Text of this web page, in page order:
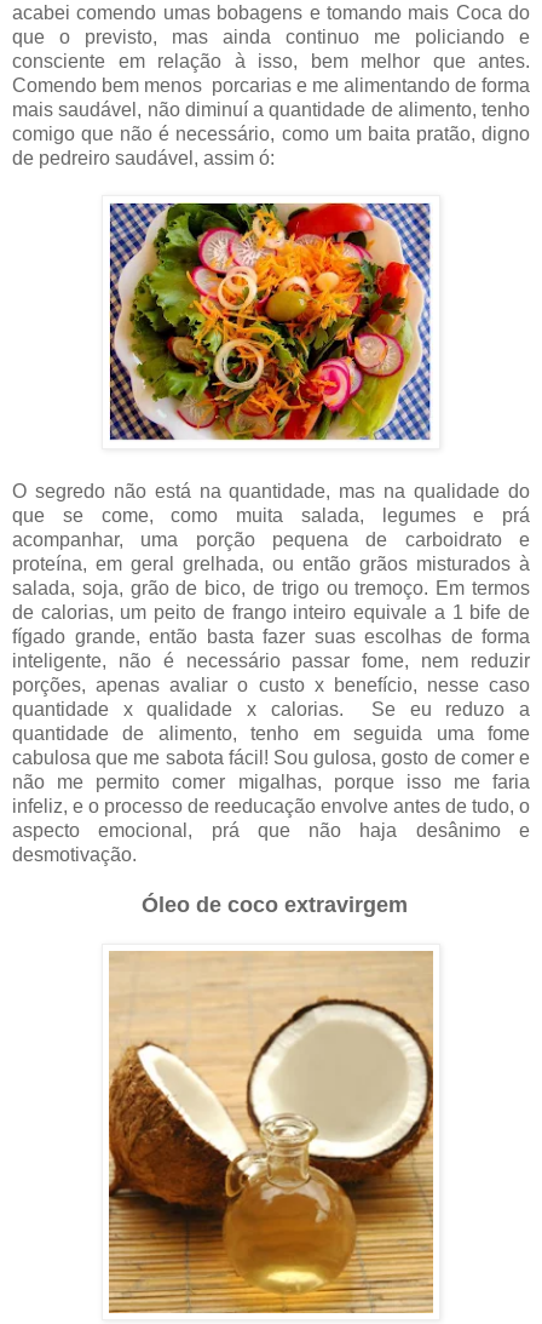
acabei comendo umas bobagens e tomando mais Coca do
que o previsto, mas ainda continuo me policiando e
consciente em relação à isso, bem melhor que antes.
Comendo bem menos porcarias e me alimentando de forma
mais saudável, não diminuí a quantidade de alimento, tenho
comigo que não é necessário, como um baita pratão, digno
de pedreiro saudável, assim ó:
O segredo não está na quantidade, mas na qualidade do
que se come, como muita salada, legumes e prá
acompanhar, uma porção pequena de carboidrato e
proteína, em geral grelhada, ou então grãos misturados à
salada, soja, grão de bico, de trigo ou tremoço. Em termos
de calorias, um peito de frango inteiro equivale a 1 bife de
fígado grande, então basta fazer suas escolhas de forma
inteligente, não é necessário passar fome, nem reduzir
porções, apenas avaliar o custo x benefício, nesse caso
quantidade x qualidade x calorias. Se eu reduzo a
quantidade de alimento, tenho em seguida uma fome
cabulosa que me sabota fácil! Sou gulosa, gosto de comer e
não me permito comer migalhas, porque isso me faria
infeliz, e o processo de reeducação envolve antes de tudo, o
aspecto emocional, prá que não haja desânimo e
desmotivação.
Óleo de coco extravirgem